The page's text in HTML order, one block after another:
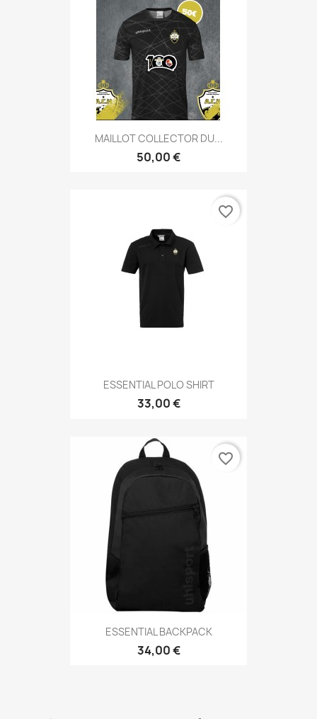
MAILLOT COLLECTOR DU...
50,00 €
ESSENTIAL POLO SHIRT
33,00 €
favorite_border
ESSENTIAL BACKPACK
34,00 €
favorite_border